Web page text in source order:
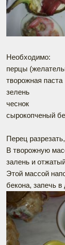
Необходимо:
перцы
творожная паста
зелень
чеснок
сырокопченый
Перец
В творожную
залень и
Этой массой
бекона, запечь